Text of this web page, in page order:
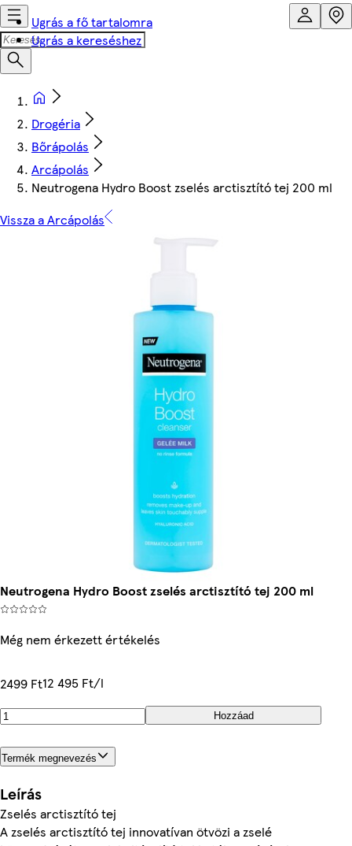
Ugrás a fő tartalomra
Ugrás a kereséshez
Drogéria
Bőrápolás
Arcápolás
Neutrogena Hydro Boost zselés arctisztító tej 200 ml
Vissza a Arcápolás
Neutrogena Hydro Boost zselés arctisztító tej 200 ml
Még nem érkezett értékelés
2499 Ft12 495 Ft/l
Hozzáad
Termék megnevezés
Leírás
Zselés arctisztító tej
A zselés arctisztító tej innovatívan ötvözi a zselé